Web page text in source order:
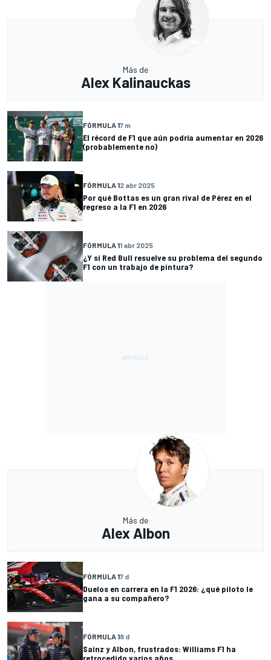
Más de
Alex Kalinauckas
FÓRMULA 17 m
El récord de F1 que aún podría aumentar en 2026
(probablemente no)
FÓRMULA 12 abr 2025
Por qué Bottas es un gran rival de Pérez en el
regreso a la F1 en 2026
FÓRMULA 11 abr 2025
¿Y si Red Bull resuelve su problema del segundo
F1 con un trabajo de pintura?
Más de
Alex Albon
FÓRMULA 17 d
Duelos en carrera en la F1 2026: ¿qué piloto le
gana a su compañero?
FÓRMULA 18 d
Sainz y Albon, frustrados: Williams F1 ha
retrocedido varios años